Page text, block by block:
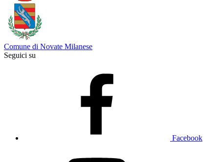
Comune di Novate Milanese
Seguici su
Facebook